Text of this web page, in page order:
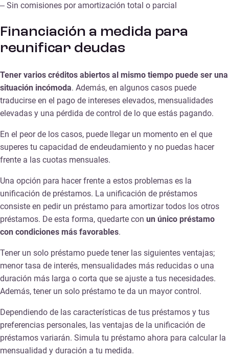
– Sin comisiones por amortización total o parcial
Financiación a medida para
reunificar deudas
Tener varios créditos abiertos al mismo tiempo puede ser una
situación incómoda. Además, en algunos casos puede
traducirse en el pago de intereses elevados, mensualidades
elevadas y una pérdida de control de lo que estás pagando.
En el peor de los casos, puede llegar un momento en el que
superes tu capacidad de endeudamiento y no puedas hacer
frente a las cuotas mensuales.
Una opción para hacer frente a estos problemas es la
unificación de préstamos. La unificación de préstamos
consiste en pedir un préstamo para amortizar todos los otros
préstamos. De esta forma, quedarte con un único préstamo
con condiciones más favorables.
Tener un solo préstamo puede tener las siguientes ventajas;
menor tasa de interés, mensualidades más reducidas o una
duración más larga o corta que se ajuste a tus necesidades.
Además, tener un solo préstamo te da un mayor control.
Dependiendo de las características de tus préstamos y tus
preferencias personales, las ventajas de la unificación de
préstamos variarán. Simula tu préstamo ahora para calcular la
mensualidad y duración a tu medida.